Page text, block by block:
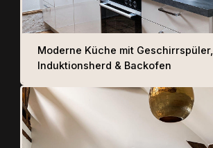
Moderne Küche mit Geschirrspüler,
Induktionsherd & Backofen